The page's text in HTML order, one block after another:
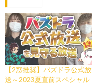
【2窓推奨】パズドラ公式放
送～2023夏直前スペシャル